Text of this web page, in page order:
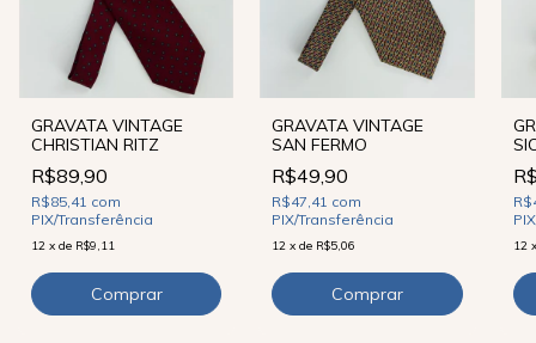
GRAVATA VINTAGE
CHRISTIAN RITZ
R$89,90
R$85,41 com
PIX/Transferência
12 x de R$9,11
GRAVATA VINTAGE
SAN FERMO
R$49,90
R$47,41 com
PIX/Transferência
12 xde R$5,06 12